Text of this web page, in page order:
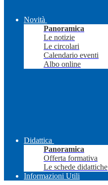
Novità
Panoramica
Le notizie
Le circolari
Calendario eventi
Albo online
Didattica
Panoramica
Offerta formativa
Le schede didattiche
Informazioni Utili